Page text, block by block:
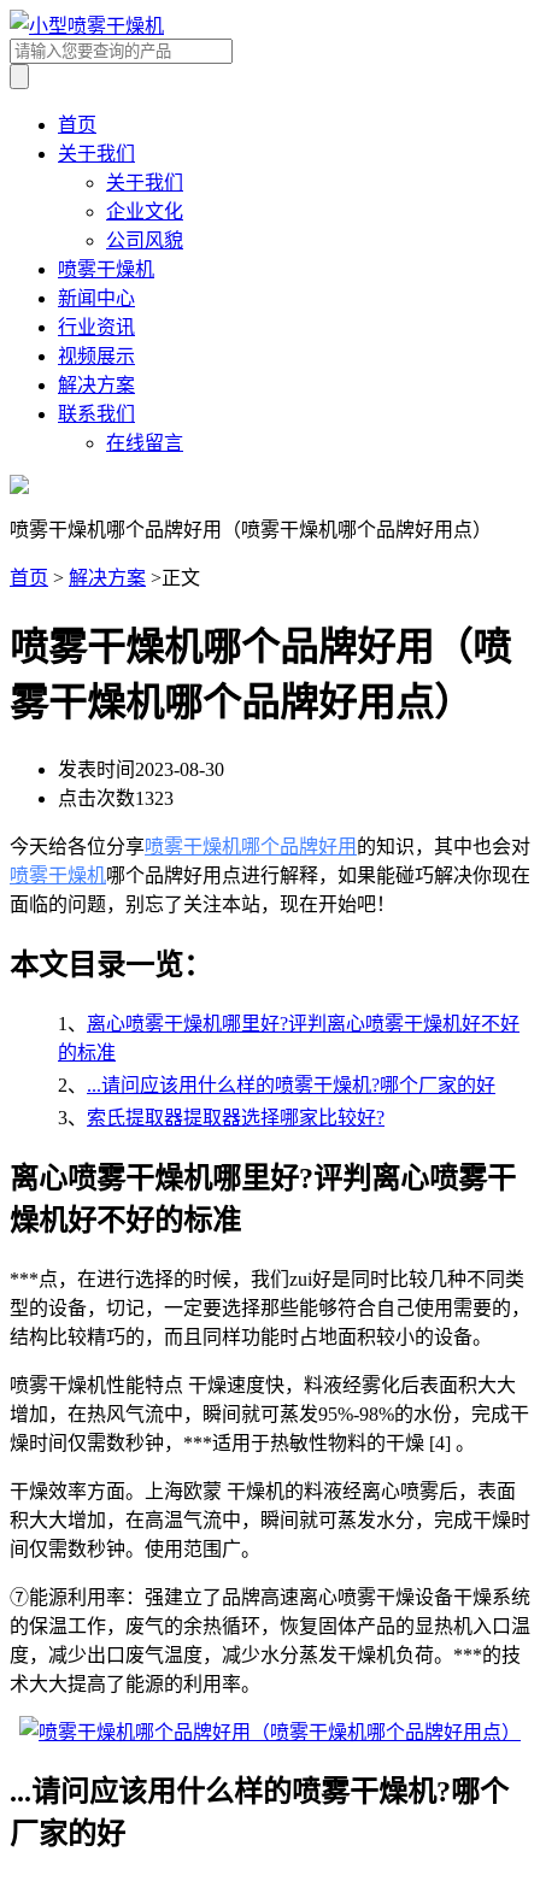
首页
关于我们
关于我们
企业文化
公司风貌
喷雾干燥机
新闻中心
行业资讯
视频展示
解决方案
联系我们
在线留言
喷雾干燥机哪个品牌好用（喷雾干燥机哪个品牌好用点）
首页 > 解决方案 >正文
喷雾干燥机哪个品牌好用（喷
雾干燥机哪个品牌好用点）
发表时间 2023-08-30
点击次数1323
今天给各位分享喷雾干燥机哪个品牌好用 的知识，其中也会对
喷雾干燥机哪个品牌好用点进行解释，如果能碰巧解决你现在
面临的问题，别忘了关注本站，现在开始吧！
本文目录一览：
1、 离心喷雾干燥机哪里好?评判离心喷雾干燥机好不好
的标准
2、 ...请问应该用什么样的喷雾干燥机?哪个厂家的好
3、 索氏提取器提取器选择哪家比较好?
离心喷雾干燥机哪里好?评判离心喷雾干
燥机好不好的标准
***点，在进行选择的时候，我们zui好是同时比较几种不同类
型的设备，切记，一定要选择那些能够符合自己使用需要的，
结构比较精巧的，而且同样功能时占地面积较小的设备。
喷雾干燥机性能特点 干燥速度快，料液经雾化后表面积大大
增加，在热风气流中，瞬间就可蒸发95%-98%的水份，完成干
燥时间仅需数秒钟，***适用于热敏性物料的干燥 [4] 。
干燥效率方面。上海欧蒙 干燥机的料液经离心喷雾后，表面
积大大增加，在高温气流中，瞬间就可蒸发水分，完成干燥时
间仅需数秒钟。使用范围广。
⑦能源利用率：强建立了品牌高速离心喷雾干燥设备干燥系统
的保温工作，废气的余热循环，恢复固体产品的显热机入口温
度，减少出口废气温度，减少水分蒸发干燥机负荷。***的技
术大大提高了能源的利用率。
...请问应该用什么样的喷雾干燥机?哪个
厂家的好